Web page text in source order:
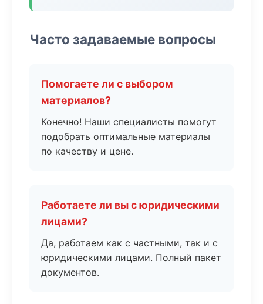
Часто задаваемые вопросы
Помогаете ли с выбором
материалов?
Конечно! Наши специалисты помогут
подобрать оптимальные материалы
по качеству и цене.
Работаете ли вы с юридическими
лицами?
Да, работаем как с частными, так и с
юридическими лицами. Полный пакет
документов.